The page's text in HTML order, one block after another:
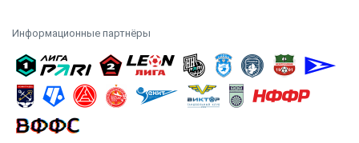
Информационные партнёры